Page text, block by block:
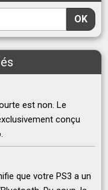
OK
est non. Le
conçu
que votre PS3 a un